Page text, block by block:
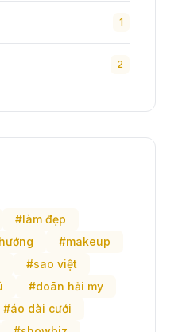
1
2
#làm đẹp
#makeup
#sao việt
#doãn hải my
#áo dài cưới